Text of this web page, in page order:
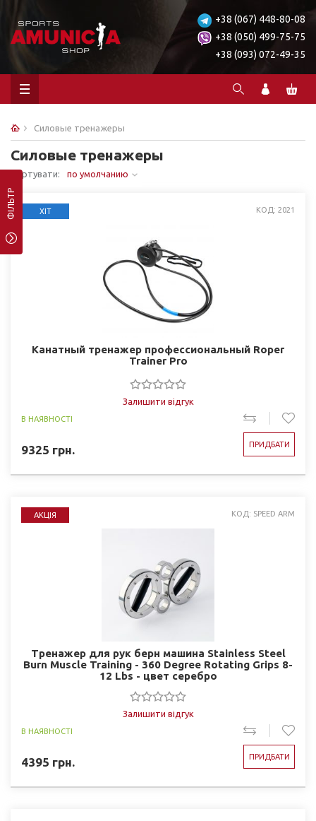
+38 (067) 448-80-08
+38 (050) 499-75-75
+38 (093) 072-49-35
Силовые тренажеры
Силовые тренажеры
Сортувати: по умолчанию
ФІЛЬТР ХІТ КОД: 2021
Канатный тренажер профессиональный Roper
Trainer Pro
Залишити відгук
В НАЯВНОСТІ
9325 грн. ПРИДБАТИ
АКЦІЯ КОД: SPEED ARM
Тренажер для рук берн машина Stainless Steel
Burn Muscle Training - 360 Degree Rotating Grips 8-
12 Lbs - цвет серебро
Залишити відгук
В НАЯВНОСТІ
4395 грн. ПРИДБАТИ